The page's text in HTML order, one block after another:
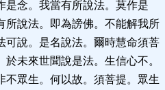
是念。我當有所說法。莫作是
所說法。即為謗佛。不能解我所
可說。是名說法。爾時慧命須菩
未來世聞說是法。生信心不。
不眾生。何以故。須菩提。眾生